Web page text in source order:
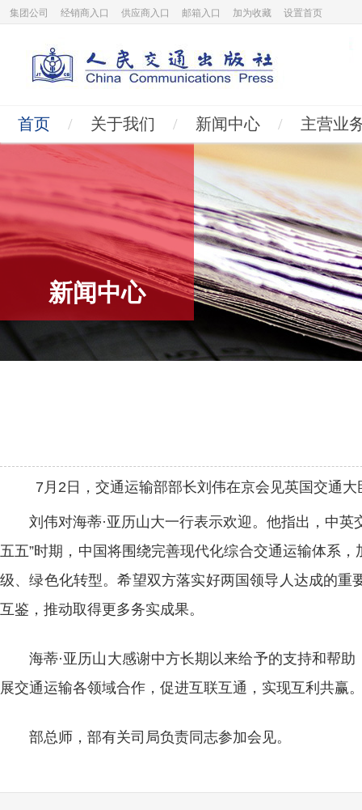
集团公司 经销商入口 供应商入口 邮箱入口 加为收藏 设置首页
首页 / 关于我们 / 新闻中心 / 主营业
新闻中心
7月2日，交通运输部部长刘伟在京会见英国交通
刘伟对海蒂·亚历山大一行表示欢迎。他指出，中
五五”时期，中国将围绕完善现代化综合交通运输体系
级、绿色化转型。希望双方落实好两国领导人达成的
互鉴，推动取得更多务实成果。
海蒂·亚历山大感谢中方长期以来给予的支持和帮
展交通运输各领域合作，促进互联互通，实现互利共赢
部总师，部有关司局负责同志参加会见。